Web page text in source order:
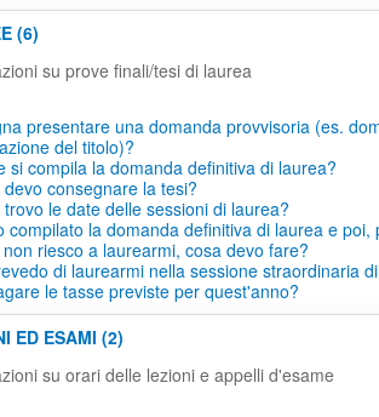
(6)
su prove finali/tesi di laurea
presentare una domanda provvisoria (es.
del titolo)?
si compila la domanda definitiva di laurea?
devo consegnare la tesi?
trovo le date delle sessioni di laurea?
compilato la domanda definitiva di laurea e poi,
riesco a laurearmi, cosa devo fare?
di laurearmi nella sessione straordinaria
le tasse previste per quest'anno?
ED ESAMI (2)
su orari delle lezioni e appelli d'esame